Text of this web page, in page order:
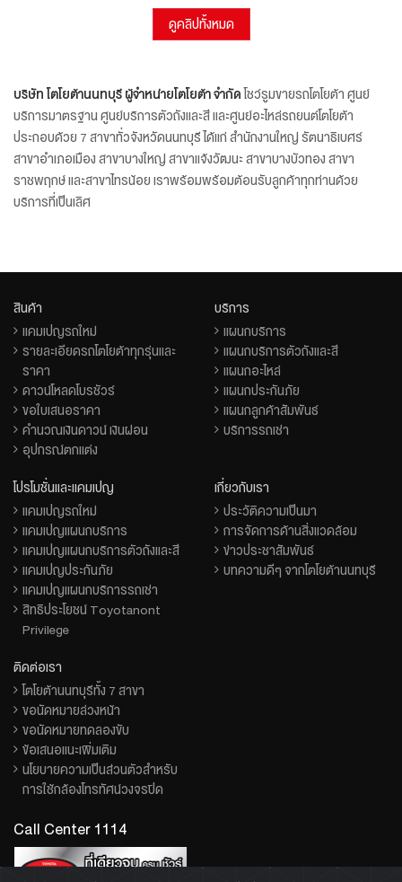
ดูคลิปทั้งหมด
บริษัท โตโยต้านนทบุรี ผู้จำหน่ายโตโยต้า จำกัดโชว์รูมขายรถโตโยต้า ศูนย์
บริการมาตรฐาน ศูนย์บริการตัวถังและสี และศูนย์อะไหล่รถยนต์โตโยต้า
ประกอบด้วย 7 สาขาทั่วจังหวัดนนทบุรี ได้แก่ สำนักงานใหญ่ รัตนาธิเบศร์
สาขาอำเภอเมือง สาขาบางใหญ่ สาขาแจ้งวัฒนะ สาขาบางบัวทอง สาขา
ราชพฤกษ์ และสาขาไทรน้อย เราพร้อมพร้อมต้อนรับลูกค้าทุกท่านด้วย
บริการที่เป็นเลิศ
สินค้า
แคมเปญรถใหม่
รายละเอียดรถโตโยต้าทุกรุ่นและ
ราคา
ดาวน์โหลดโบรชัวร์
ขอใบเสนอราคา
คำนวณเงินดาวน์ เงินผ่อน
อุปกรณ์ตกแต่ง
บริการ
แผนกบริการ
แผนกบริการตัวถังและสี
แผนกอะไหล่
แผนกประกันภัย
แผนกลูกค้าสัมพันธ์
บริการรถเช่า
โปรโมชั่นและแคมเปญ
แคมเปญรถใหม่
แคมเปญแผนกบริการ
แคมเปญแผนกบริการตัวถังและสี
แคมเปญประกันภัย
แคมเปญแผนกบริการรถเช่า
สิทธิประโยชน์ Toyotanont
Privilege
เกี่ยวกับเรา
ประวัติความเป็นมา
การจัดการด้านสิ่งแวดล้อม
ข่าวประชาสัมพันธ์
บทความดีๆ จากโตโยต้านนทบุรี
ติดต่อเรา
โตโยต้านนทบุรีทั้ง 7 สาขา
ขอนัดหมายล่วงหน้า
ขอนัดหมายทดลองขับ
ข้อเสนอแนะเพิ่มเติม
นโยบายความเป็นส่วนตัวสำหรับ
การใช้กล้องโทรทัศน์วงจรปิด
Call Center 1114